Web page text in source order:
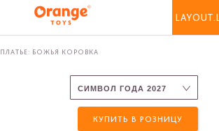
ПЛАТЬЕ: БОЖЬЯ КОРОВКА
КУПИТЬ В РОЗНИЦУ